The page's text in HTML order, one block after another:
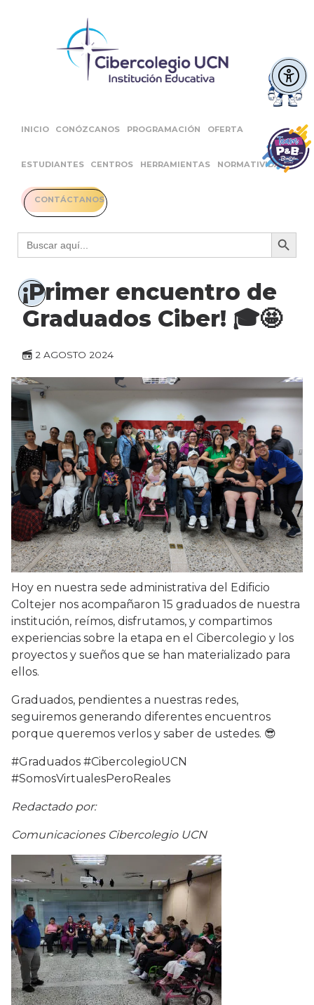
INICIO CONÓZCANOS PROGRAMACIÓN OFERTA
ESTUDIANTES CENTROS HERRAMIENTAS NORMATIVIDAD
CONTÁCTANOS
Buscar: Botón
¡Primer encuentro de
Graduados Ciber! 🎓🤩
2 AGOSTO 2024
Hoy en nuestra sede administrativa del Edificio
Coltejer nos acompañaron 15 graduados de nuestra
institución, reímos, disfrutamos, y compartimos
experiencias sobre la etapa en el Cibercolegio y los
proyectos y sueños que se han materializado para
ellos.
Graduados, pendientes a nuestras redes,
seguiremos generando diferentes encuentros
porque queremos verlos y saber de ustedes. 😎
#Graduados #CibercolegioUCN
#SomosVirtualesPeroReales
Redactado por:
Comunicaciones Cibercolegio UCN